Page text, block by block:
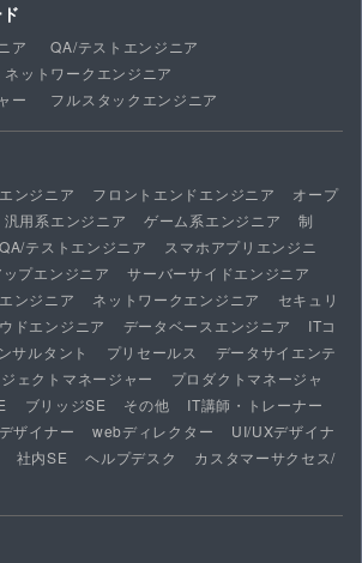
ア
QA/テストエンジニア
ネットワークエンジニア
ー
フルスタックエンジニア
ンジニア フロントエンドエンジニア
オープ
汎用系エンジニア ゲーム系エンジニア
制
QA/テストエンジニア
スマホアプリエンジニ
プエンジニア
サーバーサイドエンジニア
ンジニア ネットワークエンジニア
セキュリ
ドエンジニア データベースエンジニア
ITコ
サルタント プリセールス
データサイエンテ
ェクトマネージャー
プロダクトマネージャ
ブリッジSE その他
IT講師・トレーナー
ザイナー webディレクター
UI/UXデザイナ
社内SE ヘルプデスク
カスタマーサクセス/